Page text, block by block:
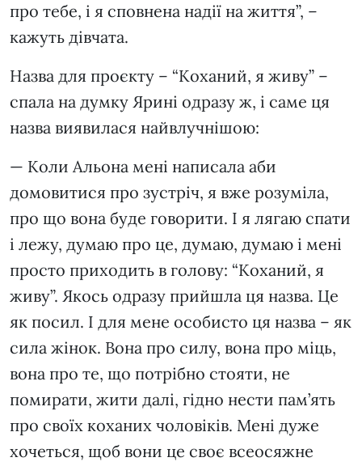
про тебе, і я сповнена надії на життя”, –
кажуть дівчата.
Назва для проєкту – “Коханий, я живу” –
спала на думку Ярині одразу ж, і саме ця
назва виявилася найвлучнішою:
— Коли Альона мені написала аби
домовитися про зустріч, я вже розуміла,
про що вона буде говорити. І я лягаю спати
і лежу, думаю про це, думаю, думаю і мені
просто приходить в голову: “Коханий, я
живу”. Якось одразу прийшла ця назва. Це
як посил. І для мене особисто ця назва – як
сила жінок. Вона про силу, вона про міць,
вона про те, що потрібно стояти, не
помирати, жити далі, гідно нести пам’ять
про своїх коханих чоловіків. Мені дуже
хочеться, щоб вони це своє всеосяжне